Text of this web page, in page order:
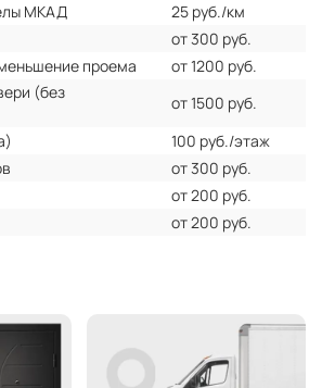
МКАД
25 руб./км
от 300 руб.
проема
от 1200 руб.
(без
от 1500 руб.
100 руб./этаж
от 300 руб.
от 200 руб.
от 200 руб.